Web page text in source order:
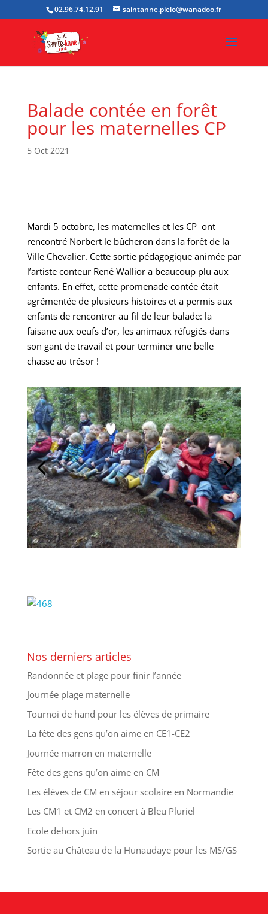
02.96.74.12.91 saintanne.plelo@wanadoo.fr
Balade contée en forêt
pour les maternelles CP
5 Oct 2021
Mardi 5 octobre, les maternelles et les CP ont
rencontré Norbert le bûcheron dans la forêt de la
Ville Chevalier. Cette sortie pédagogique animée par
l’artiste conteur René Wallior a beaucoup plu aux
enfants. En effet, cette promenade contée était
agrémentée de plusieurs histoires et a permis aux
enfants de rencontrer au fil de leur balade: la
faisane aux oeufs d’or, les animaux réfugiés dans
son gant de travail et pour terminer une belle
chasse au trésor !
Nos derniers articles
Randonnée et plage pour finir l’année
Journée plage maternelle
Tournoi de hand pour les élèves de primaire
La fête des gens qu’on aime en CE1-CE2
Journée marron en maternelle
Fête des gens qu’on aime en CM
Les élèves de CM en séjour scolaire en Normandie
Les CM1 et CM2 en concert à Bleu Pluriel
Ecole dehors juin
Sortie au Château de la Hunaudaye pour les MS/GS